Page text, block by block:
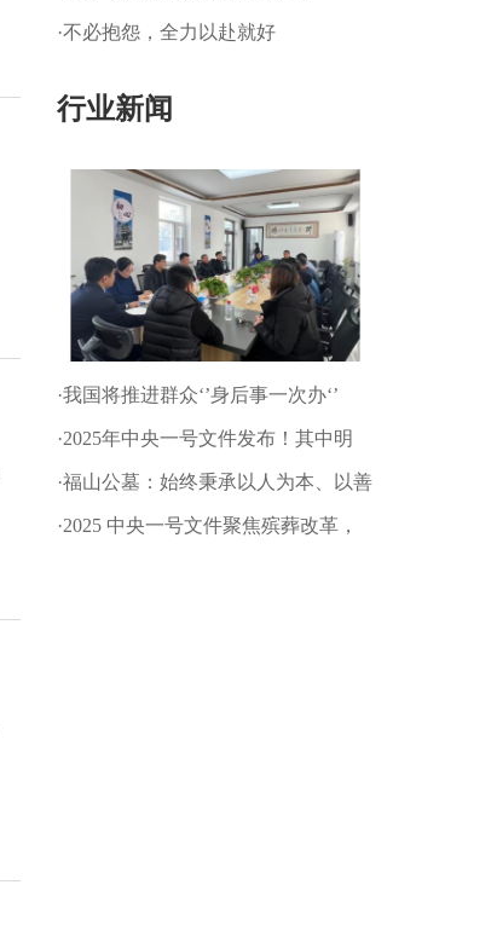
·不必抱怨，全力以赴就好
行业新闻
·我国将推进群众‘’身后事一次办‘’
·2025年中央一号文件发布！其中明
确：深化殡葬改革
·福山公墓：始终秉承以人为本、以善
为根的企业文化理念!
·2025 中央一号文件聚焦殡葬改革，